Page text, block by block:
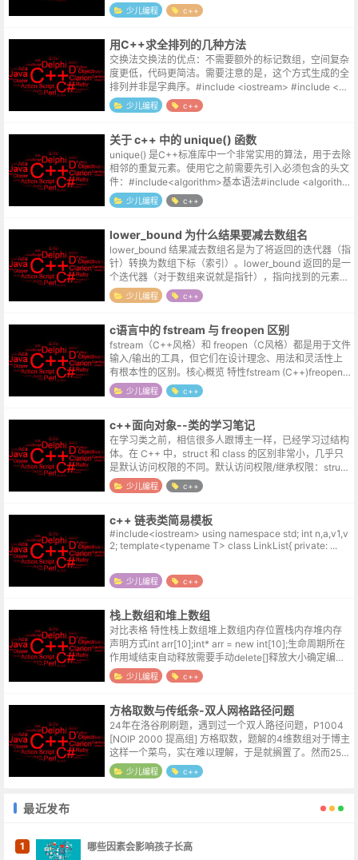
让这一位数是 n−i+1 进制的。那么，整个过程分为三步：
将火星数变成变进...
少儿编程 c++
用C++求全排列的几种方法
交换法交换法的优点：不需要额外的标记数组，空间复杂
度更低，代码更简洁。需要注意的是，这个方式生成的全
排列并非是字典序。#include <iostream> #include <al
gorithm> using...
少儿编程 c++
关于 c++ 中的 unique() 函数
unique() 是C++标准库中一个非常实用的算法，用于去除
相邻的重复元素。使用它之前需要先引入必须包含的头文
件：#include<algorithm>基本语法#include <algorithm
> // ...
少儿编程 c++
lower_bound 为什么结果要减去数组名
lower_bound 结果减去数组名是为了将返回的迭代器（指
针）转换为数组下标（索引）。lower_bound 返回的是一
个迭代器（对于数组来说就是指针），指向找到的元素位
置。int arr[] = {10, 20, 30, 40,...
少儿编程 c++
c语言中的 fstream 与 freopen 区别
fstream（C++风格）和 freopen（C风格）都是用于文件
输入/输出的工具，但它们在设计理念、用法和灵活性上
有根本性的区别。核心概览 特性fstream (C++)freopen
(C)所属语言标准C++C编程范式面向对象 ...
少儿编程 c++
c++面向对象--类的学习笔记
在学习类之前，相信很多人跟博主一样，已经学习过结构
体。在 C++ 中，struct 和 class 的区别非常小，几乎只
是默认访问权限的不同。默认访问权限/继承权限：struct
的默认成员访问权限和默认继承方式都是 public。c...
少儿编程 c++
c++ 链表类简易模板
#include<iostream> using namespace std; int n,a,v1,v
2; template<typename T> class LinkList{ private: ...
少儿编程 c++
栈上数组和堆上数组
对比表格 特性栈上数组堆上数组内存位置栈内存堆内存
声明方式int arr[10];int* arr = new int[10];生命周期所在
作用域结束自动释放需要手动delete[]释放大小确定编译
时确定（必须是常量）运行时确定（可以...
少儿编程 c++
方格取数与传纸条-双人网格路径问题
24年在洛谷刷刷题，遇到过一个双人路径问题，P1004
[NOIP 2000 提高组] 方格取数，题解的4维数组对于博主
这样一个菜鸟，实在难以理解，于是就搁置了。然而25年
的时候又遇到了P1006 [NOIP 2008 提高组] 传纸...
少儿编程 c++
最近发布
1
哪些因素会影响孩子长高